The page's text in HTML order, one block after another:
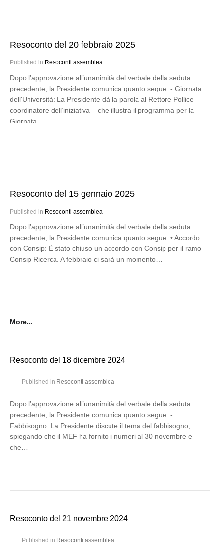
Resoconto del 20 febbraio 2025
Published in Resoconti assemblea
Dopo l’approvazione all’unanimità del verbale della seduta
precedente, la Presidente comunica quanto segue: - Giornata
dell'Università: La Presidente dà la parola al Rettore Pollice –
coordinatore dell’iniziativa – che illustra il programma per la
Giornata…
Resoconto del 15 gennaio 2025
Published in Resoconti assemblea
Dopo l’approvazione all’unanimità del verbale della seduta
precedente, la Presidente comunica quanto segue: • Accordo
con Consip: È stato chiuso un accordo con Consip per il ramo
Consip Ricerca. A febbraio ci sarà un momento…
More...
Resoconto del 18 dicembre 2024
Published in Resoconti assemblea
Dopo l’approvazione all’unanimità del verbale della seduta
precedente, la Presidente comunica quanto segue: -
Fabbisogno: La Presidente discute il tema del fabbisogno,
spiegando che il MEF ha fornito i numeri al 30 novembre e
che…
Resoconto del 21 novembre 2024
Published in Resoconti assemblea